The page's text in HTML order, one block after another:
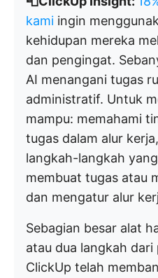
kami ingin
kehidupan mereka
dan pengingat.
AI menangani tugas
administratif. Untuk
mampu: memahami
tugas dalam alur
langkah-langkah
membuat tugas atau
dan mengatur alur
Sebagian besar alat
atau dua langkah dari
ClickUp telah